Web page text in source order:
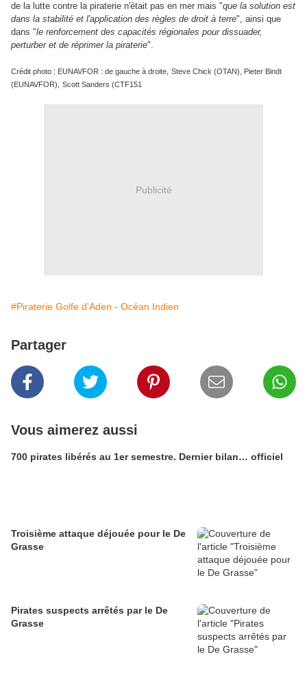
de la lutte contre la piraterie n'était pas en mer mais "que la solution est
dans la stabilité et l'application des règles de droit à terre", ainsi que
dans "le renforcement des capacités régionales pour dissuader,
perturber et de réprimer la piraterie".
Crédit photo : EUNAVFOR : de gauche à droite, Steve Chick (OTAN), Pieter Bindt
(EUNAVFOR),
Scott Sanders (CTF151
Publicité
#Piraterie Golfe d'Aden - Océan Indien
Partager
Vous aimerez aussi
700 pirates libérés au 1er semestre. Dernier bilan… officiel
Troisième attaque déjouée pour le De
Grasse
Pirates suspects arrêtés par le De
Grasse